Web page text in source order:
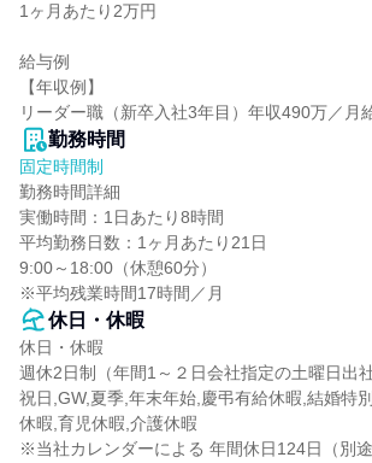
1ヶ月あたり2万円
給与例
【年収例】
リーダー職（新卒入社3年目）年収490万／月
勤務時間
固定時間制
勤務時間詳細
実働時間：1日あたり8時間
平均勤務日数：1ヶ月あたり21日
9:00～18:00（休憩60分）
※平均残業時間17時間／月
休日・休暇
休日・休暇
週休2日制（年間1～２日会社指定の土曜日出
祝日,GW,夏季,年末年始,慶弔有給休暇,結婚特
休暇,育児休暇,介護休暇
※当社カレンダーによる 年間休日124日（別